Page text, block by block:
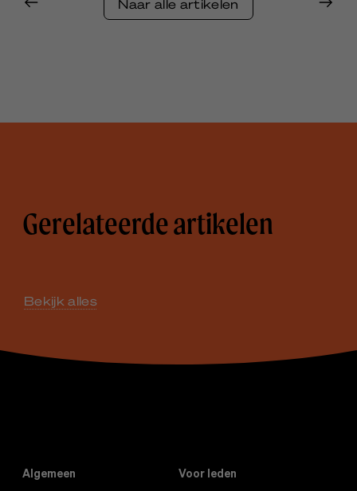
Naar alle artikelen
Gerelateerde artikelen
Bekijk alles
Algemeen Voor leden